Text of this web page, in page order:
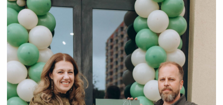
ГЕРМАНИЯ, ГАННОВЕР
АННА ВОЛНОВ
«Меня покорила концепция IDOL FACE
— естественный подход к красоте и
реальные результаты клиентов. В
какой-то момент я поняла, что хочу не
только пользоваться этим продуктом,